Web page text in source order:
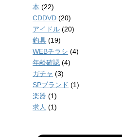
本 (22)
CDDVD (20)
アイドル (20)
釣具 (19)
WEBチラシ (4)
年齢確認 (4)
ガチャ (3)
SPブランド (1)
楽器 (1)
求人 (1)